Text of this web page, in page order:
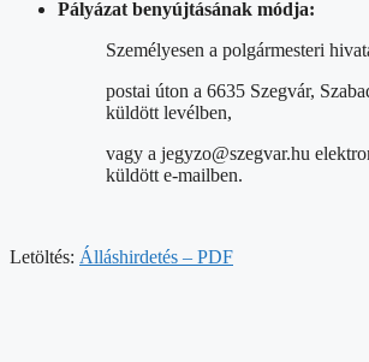
Pályázat benyújtásának módja:
Személyesen a polgármesteri
postai úton a 6635 Szegvár,
küldött levélben,
vagy a jegyzo@szegvar.hu
küldött e-mailben.
Letöltés: Álláshirdetés – PDF